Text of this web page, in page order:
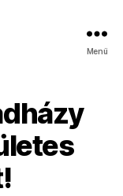
Menü